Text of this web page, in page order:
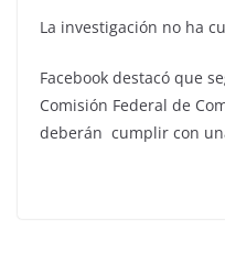
La investigación no ha
Facebook destacó que
Comisión Federal de
deberán cumplir con